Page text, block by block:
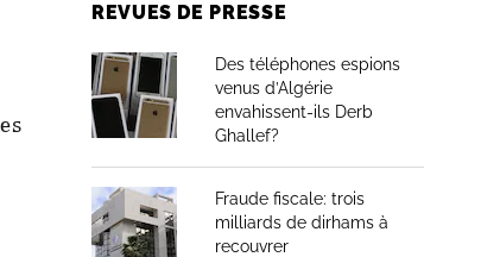
REVUES DE PRESSE
Des téléphones espions
venus d’Algérie
envahissent-ils Derb
Ghallef?
Fraude fiscale: trois
milliards de dirhams à
recouvrer